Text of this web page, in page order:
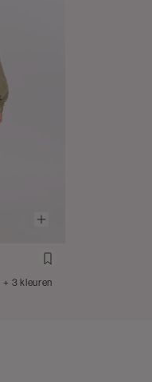
+ 3 kleuren